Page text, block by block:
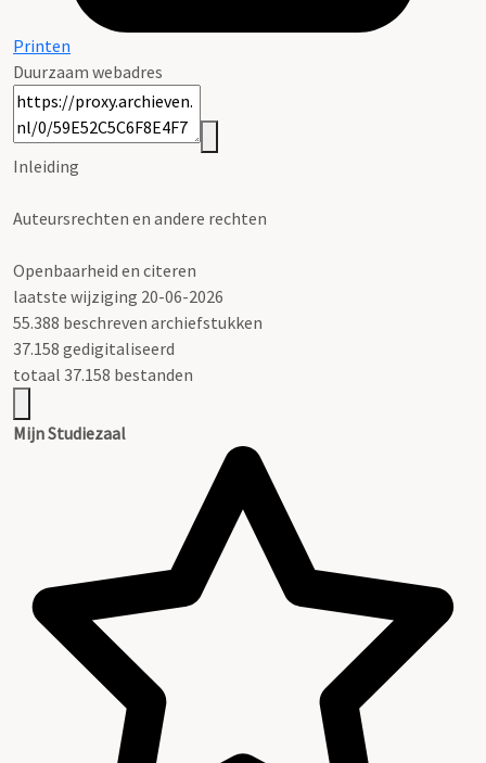
Printen
Duurzaam webadres
Inleiding
Auteursrechten en andere rechten
Openbaarheid en citeren
laatste wijziging 20-06-2026
55.388 beschreven archiefstukken
37.158 gedigitaliseerd
totaal 37.158 bestanden
Mijn Studiezaal